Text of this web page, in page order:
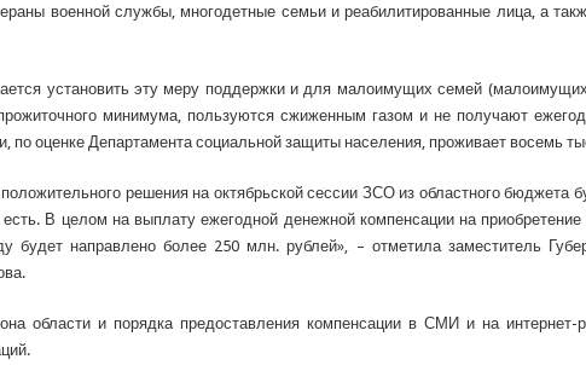
военной службы, многодетные семьи и реабилитированные лица, а
установить эту меру поддержки и для малоимущих семей
минимума, пользуются сжиженным газом и не получают
по оценке Департамента социальной защиты населения, проживает восемь
решения на октябрьской сессии ЗСО из областного бюджета
В целом на выплату ежегодной денежной компенсации на
будет направлено более 250 млн. рублей», – отметила заместитель
области и порядка предоставления компенсации в СМИ и на